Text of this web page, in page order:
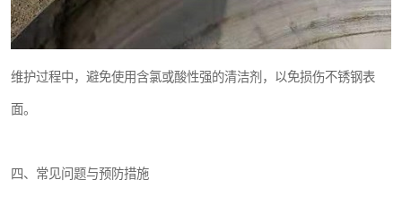
维护过程中，避免使用含氯或酸性强的清洁剂，以免损伤不锈钢表
面。
四、常见问题与预防措施